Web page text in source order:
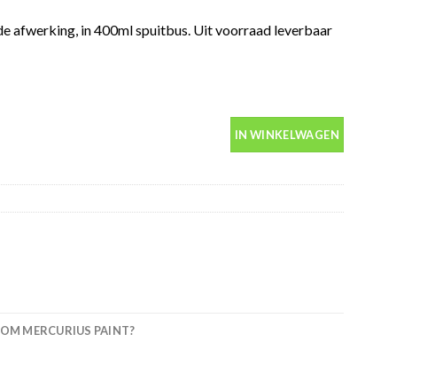
afwerking, in 400ml spuitbus. Uit voorraad leverbaar
IN WINKELWAGEN
MERCURIUS PAINT?